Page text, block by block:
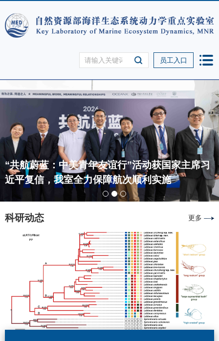
员工入口
“共航蔚蓝：中美青年友谊行”活动获国家主席习
近平复信，我室全力保障航次顺利实施
科研动态 更多